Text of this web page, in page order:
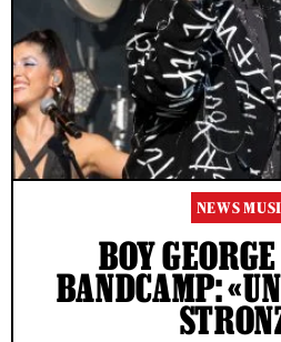
NEWS
BOY
BANDCAMP: